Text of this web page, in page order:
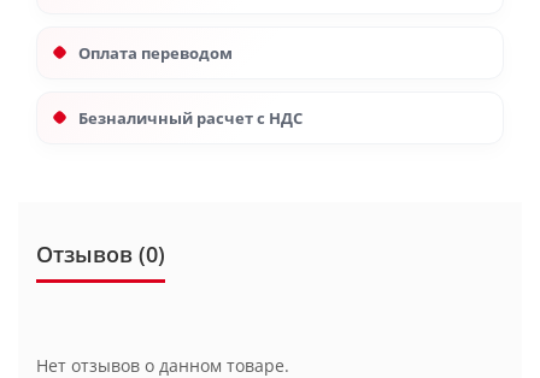
Оплата переводом
Безналичный расчет с НДС
Отзывов (0)
Нет отзывов о данном товаре.